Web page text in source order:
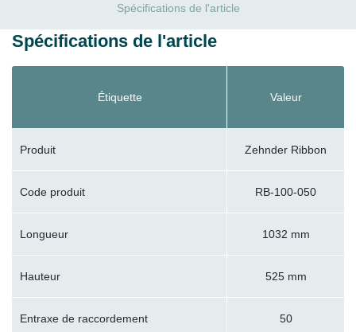
Spécifications de l'article
Spécifications de l'article
Étiquette Valeur
Produit Zehnder Ribbon
Code produit RB-100-050
Longueur 1032 mm
Hauteur 525 mm
Entraxe de raccordement 50